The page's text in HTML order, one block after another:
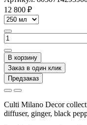
12 800 ₽
В корзину
Заказ в один клик
Предзаказ
Culti Milano Decor
diffuser, ginger, black